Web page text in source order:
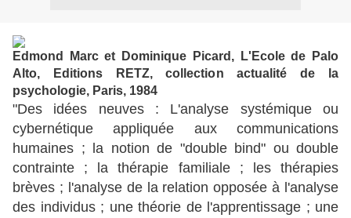
Edmond Marc et Dominique Picard, L'Ecole de Palo
Alto, Editions RETZ, collection actualité de la
psychologie, Paris, 1984
"Des idées neuves : L'analyse systémique ou
cybernétique appliquée aux communications
humaines ; la notion de "double bind" ou double
contrainte ; la thérapie familiale ; les thérapies
brèves ; l'analyse de la relation opposée à l'analyse
des individus ; une théorie de l'apprentissage ; une